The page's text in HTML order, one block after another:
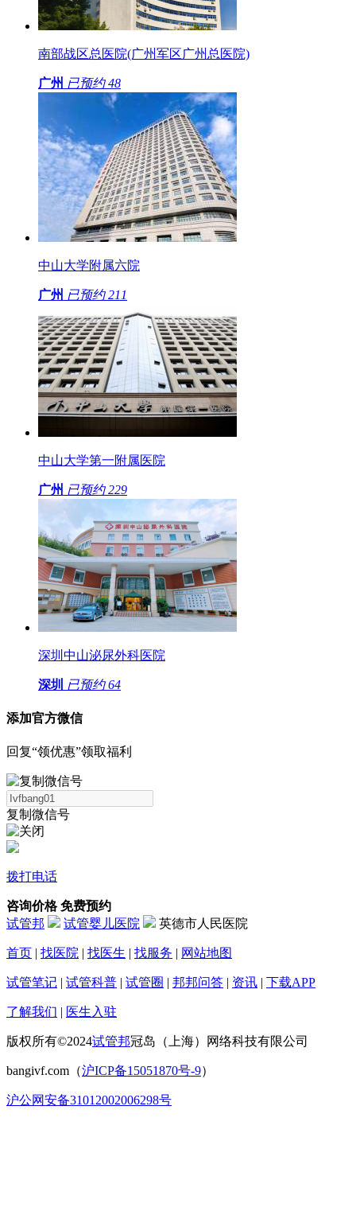
南部战区总医院(广州军区广州总医院)
广州 已预约 48
中山大学附属六院
广州 已预约 211
中山大学第一附属医院
广州 已预约 229
深圳中山泌尿外科医院
深圳 已预约 64
添加官方微信
回复“领优惠”领取福利
复制微信号
拨打电话
咨询价格 免费预约
试管邦
试管婴儿医院 英德市人民医院
首页 | 找医院 | 找医生 | 找服务 | 网站地图
试管笔记 | 试管科普 | 试管圈 | 邦邦问答 | 资讯 | 下载APP
了解我们 | 医生入驻
版权所有©2024试管邦冠岛（上海）网络科技有限公司
bangivf.com（沪ICP备15051870号-9）
沪公网安备31012002006298号